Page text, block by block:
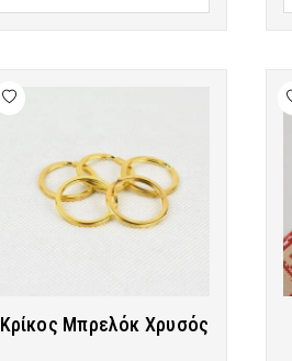
Κρίκος Μπρελόκ Χρυσός